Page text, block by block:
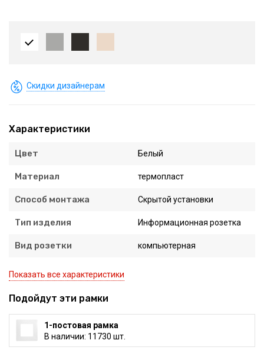
Скидки дизайнерам
Характеристики
Цвет Белый
Материал термопласт
Способ монтажа Скрытой установки
Тип изделия Информационная розетка
Вид розетки компьютерная
Показать все характеристики
Подойдут эти рамки
1-постовая рамка
В наличии: 11730 шт.